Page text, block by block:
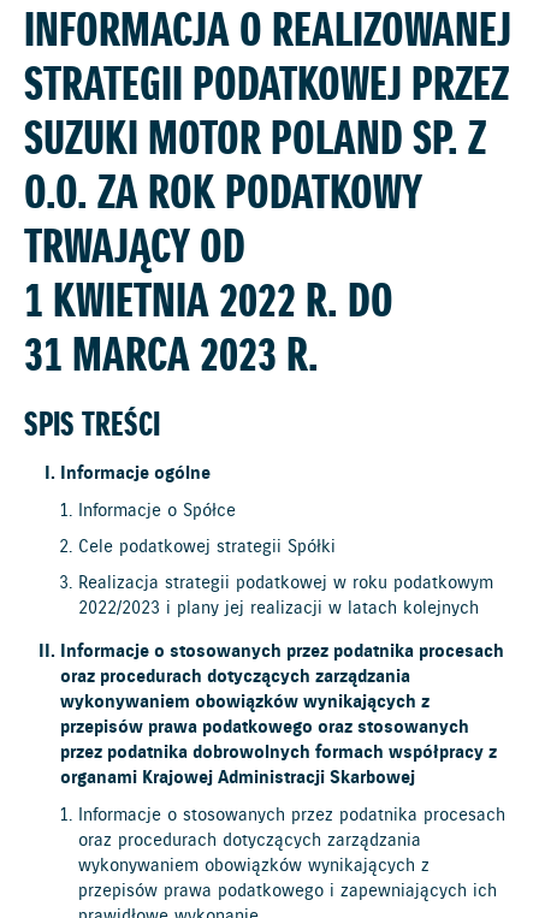
INFORMACJA O REALIZOWANEJ
STRATEGII PODATKOWEJ PRZEZ
SUZUKI MOTOR POLAND SP. Z
O.O. ZA ROK PODATKOWY
TRWAJĄCY OD
1 KWIETNIA 2022 R. DO
31 MARCA 2023 R.
SPIS TREŚCI
Informacje ogólne
Informacje o Spółce
Cele podatkowej strategii Spółki
Realizacja strategii podatkowej w roku podatkowym
2022/2023 i plany jej realizacji w latach kolejnych
Informacje o stosowanych przez podatnika procesach
oraz procedurach dotyczących zarządzania
wykonywaniem obowiązków wynikających z
przepisów prawa podatkowego oraz stosowanych
przez podatnika dobrowolnych formach współpracy z
organami Krajowej Administracji Skarbowej
Informacje o stosowanych przez podatnika procesach
oraz procedurach dotyczących zarządzania
wykonywaniem obowiązków wynikających z
przepisów prawa podatkowego i zapewniających ich